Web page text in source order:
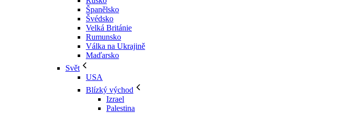
Španělsko
Švédsko
Velká Británie
Rumunsko
Válka na Ukrajině
Maďarsko
Svět
USA
Blízký východ
Izrael
Palestina